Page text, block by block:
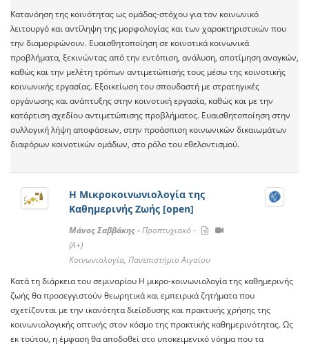
Κατανόηση της κοινότητας ως ομάδας-στόχου για τον κοινωνικό
λειτουργό και αντίληψη της μορφολογίας και των χαρακτηριστικών που
την διαμορφώνουν. Ευαισθητοποίηση σε κοινοτικά κοινωνικά
προβλήματα, ξεκινώντας από την εντόπιση, ανάλυση, αποτίμηση αναγκών,
καθώς και την μελέτη τρόπων αντιμετώπισής τους μέσω της κοινοτικής
κοινωνικής εργασίας. Εξοικείωση του σπουδαστή με στρατηγικές
οργάνωσης και ανάπτυξης στην κοινοτική εργασία, καθώς και με την
κατάρτιση σχεδίου αντιμετώπισης προβλήματος. Ευαισθητοποίηση στην
συλλογική λήψη αποφάσεων, στην προάσπιση κοινωνικών δικαιωμάτων
διαφόρων κοινοτικών ομάδων, στο ρόλο του εθελοντισμού.
Η Μικροκοινωνιολογία της
Καθημερινής Ζωής [open]
Μάνος Σαββάκης -Προπτυχιακό -
(A+)
Κοινωνιολογία, Πανεπιστήμιο Αιγαίου
Κατά τη διάρκεια του σεμιναρίου Η μικρο-κοινωνιολογία της καθημερινής
ζωής θα προσεγγιστούν θεωρητικά και εμπειρικά ζητήματα που
σχετίζονται με την ικανότητα διείσδυσης και πρακτικής χρήσης της
κοινωνιολογικής οπτικής στον κόσμο της πρακτικής καθημερινότητας. Ως
εκ τούτου, η έμφαση θα αποδοθεί στο υποκειμενικό νόημα που τα